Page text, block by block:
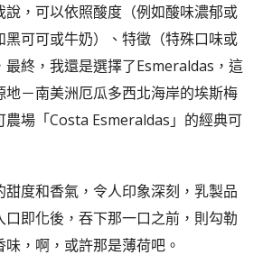
說，可以依照酸度（例如酸味濃郁或
黑可可或牛奶）、特徵（特殊口味或
最終，我還是選擇了Esmeraldas，這
地－南美洲厄瓜多西北海岸的埃斯梅
農場「Costa Esmeraldas」的經典可
度和香氣，令人印象深刻，乳製品
口即化後，吞下那一口之前，則勾勒
，啊，或許那是薄荷吧。